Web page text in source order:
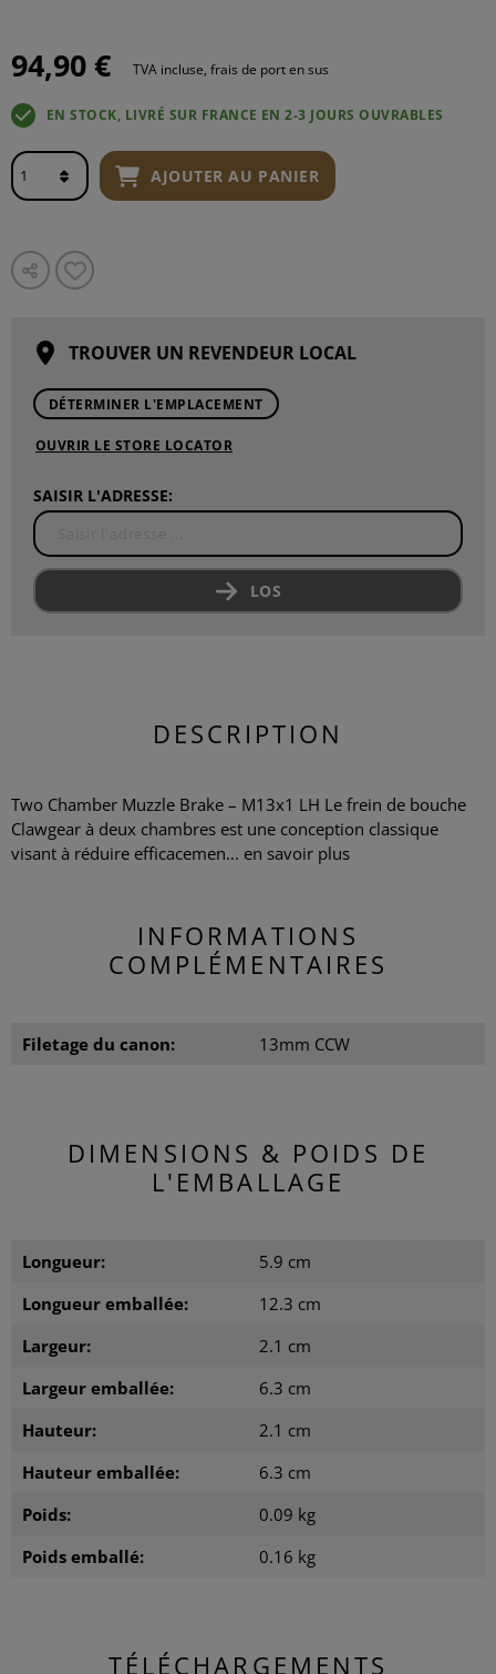
94,90 € TVA incluse, frais de port en sus
EN STOCK, LIVRÉ SUR FRANCE EN 2-3 JOURS OUVRABLES
AJOUTER AU PANIER
TROUVER UN REVENDEUR LOCAL
DÉTERMINER L'EMPLACEMENT
OUVRIR LE STORE LOCATOR
SAISIR L'ADRESSE:
LOS
DESCRIPTION
Two Chamber Muzzle Brake – M13x1 LH Le frein de bouche
Clawgear à deux chambres est une conception classique
visant à réduire efficacemen... en savoir plus
INFORMATIONS
COMPLÉMENTAIRES
Filetage du canon: 13mm CCW
DIMENSIONS & POIDS DE
L'EMBALLAGE
Longueur:
5.9 cm
Longueur emballée:
12.3 cm
Largeur:
2.1 cm
Largeur emballée:
6.3 cm
Hauteur:
2.1 cm
Hauteur emballée:
6.3 cm
Poids:
0.09 kg
Poids emballé:
0.16 kg
TÉLÉCHARGEMENTS